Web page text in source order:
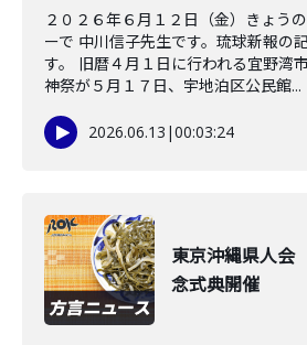
２０２６年６月１２日（金）きょう
ーで 中川信子先生です。琉球新報の
す。 旧暦４月１日に行われる宜野湾
神祭が５月１７日、宇地泊区公民館...
2026.06.13 |00:03:24
東京沖縄県人
念式典開催